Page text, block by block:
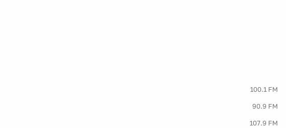
100.1 FM
90.9 FM
107.9 FM